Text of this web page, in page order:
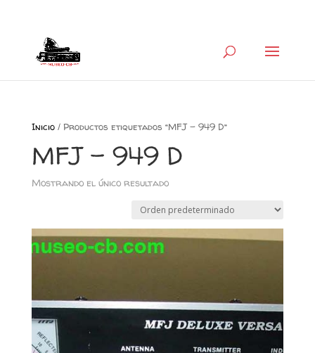
Inicio/ Productos etiquetados “MFJ - 949 D”
MFJ - 949 D
Mostrando el único resultado